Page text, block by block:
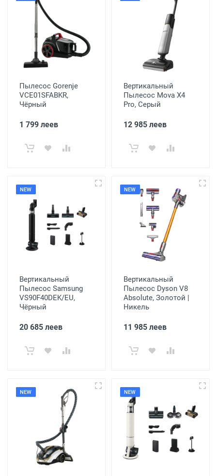
Пылесос Gorenje
VCE01SFABKR,
Чёрный
1 799 леев
Вертикальный
Пылесос Mova X4
Pro, Серый
12 985 леев
NEW
Вертикальный
Пылесос Samsung
VS90F40DEK/EU,
Чёрный
20 685 леев
NEW
Вертикальный
Пылесос Dyson V8
Absolute, Золотой |
Никель
11 985 леев
NEW NEW